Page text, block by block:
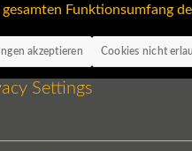
gesamten Funktionsumfang
akzeptieren Cookies nicht
Settings